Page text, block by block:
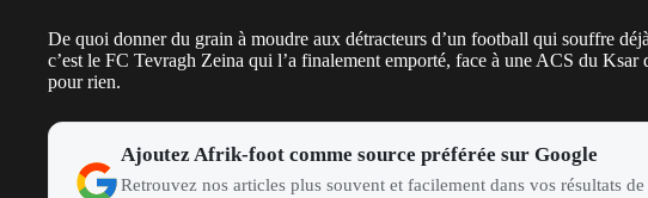
De quoi donner du grain à moudre aux détracteurs d’un football qui souffre
c’est le FC Tevragh Zeina qui l’a finalement emporté, face à une ACS du
pour rien.
Ajoutez Afrik-foot comme source préférée sur Google
Retrouvez nos articles plus souvent et facilement dans vos résultats de